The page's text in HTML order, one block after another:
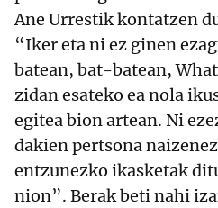
Ane Urrestik kontatzen
“Iker eta ni ez ginen
batean, bat-batean,
zidan esateko ea nola
egitea bion artean. Ni
dakien pertsona
entzunezko ikasketak
nion”. Berak beti nahi